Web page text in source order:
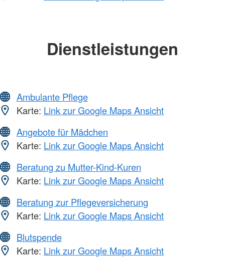
Dienstleistungen
Ambulante Pflege
Karte: Link zur Google Maps Ansicht
Angebote für Mädchen
Karte: Link zur Google Maps Ansicht
Beratung zu Mutter-Kind-Kuren
Karte: Link zur Google Maps Ansicht
Beratung zur Pflegeversicherung
Karte: Link zur Google Maps Ansicht
Blutspende
Karte: Link zur Google Maps Ansicht